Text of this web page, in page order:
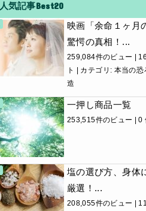
人気記事Best20
映画「余命１ヶ月
驚愕の真相！...
259,084件のビュー
ト
カテゴリ: 本当の恐
造
一押し商品一覧
253,515件のビュー |0
塩の選び方、身体
厳選！...
208,055件のビュー |